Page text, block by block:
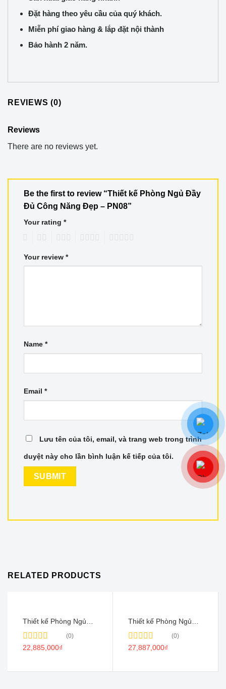
Đặt hàng theo yêu cầu của quý khách.
Miễn phí giao hàng & lắp đặt nội thành
Bảo hành 2 năm.
REVIEWS (0)
Reviews
There are no reviews yet.
Be the first to review “Thiết kế Phòng Ngủ Đầy
Đủ Công Năng Đẹp – PN08”
Your rating *
Your review *
Name *
Email *
Lưu tên của tôi, email, và trang web trong trình
duyệt này cho lần bình luận kế tiếp của tôi.
RELATED PRODUCTS
Thiết kế Phòng Ngủ
Nghiệp – PN02
Rated
of
(0)
22,885,000₫
Thiết kế Phòng Ngủ
Rated
of
(0)
27,887,000₫